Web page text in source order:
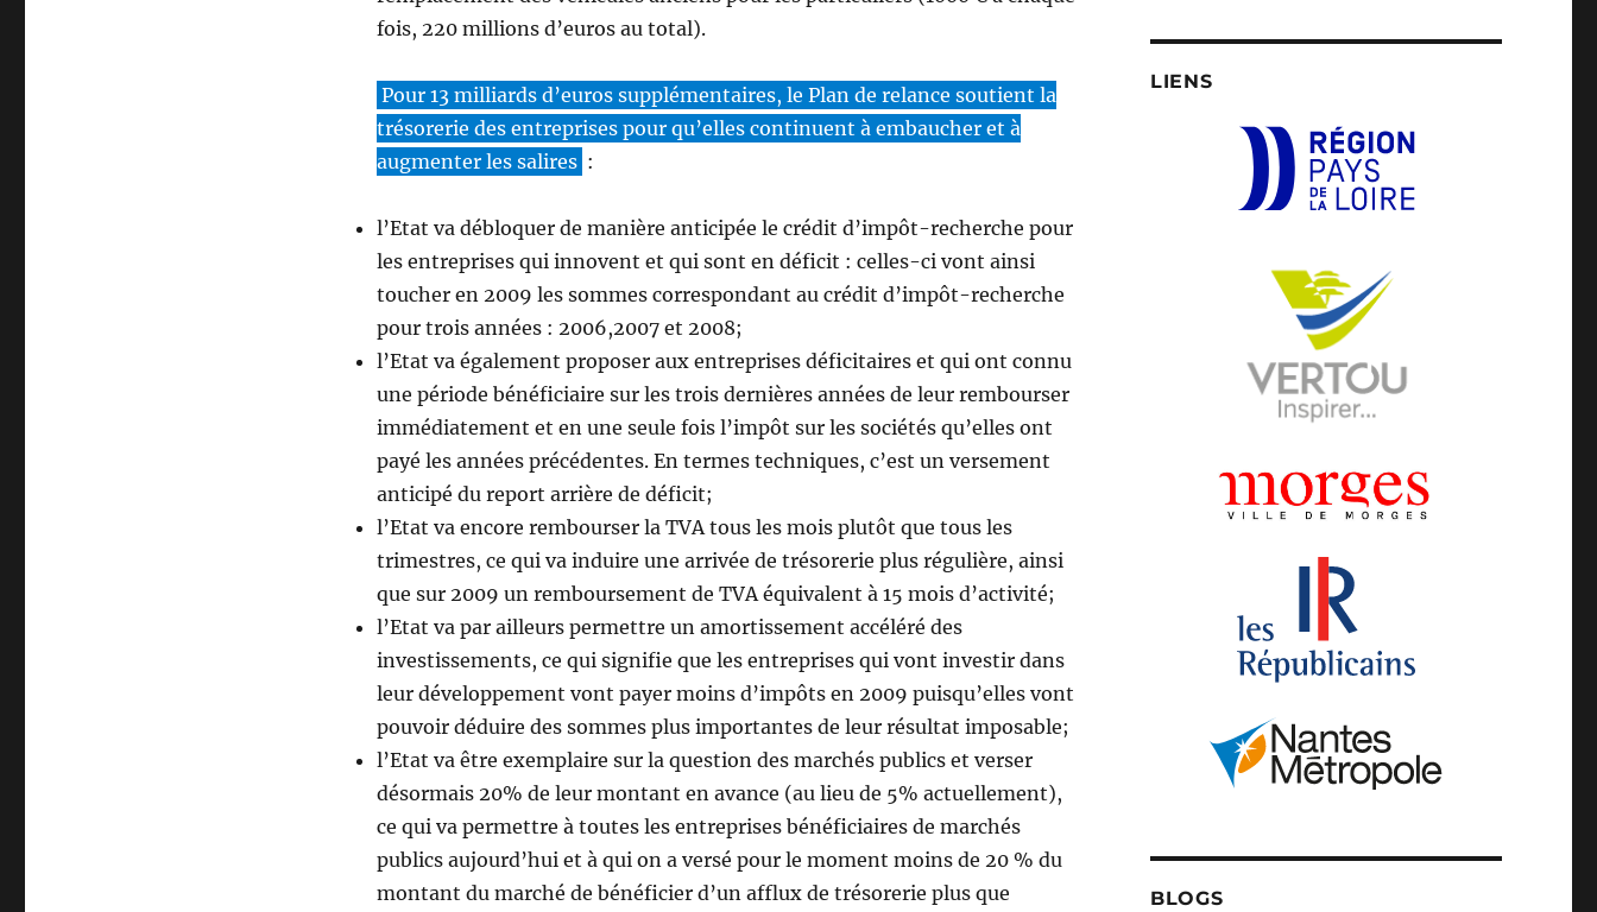
fois, 220 millions d’euros au total).
Pour 13 milliards d’euros supplémentaires, le Plan de relance soutient la
trésorerie des entreprises pour qu’elles continuent à embaucher et à
augmenter les salires :
l’Etat va débloquer de manière anticipée le crédit d’impôt-recherche pour
les entreprises qui innovent et qui sont en déficit : celles-ci vont ainsi
toucher en 2009 les sommes correspondant au crédit d’impôt-recherche
pour trois années : 2006,2007 et 2008;
l’Etat va également proposer aux entreprises déficitaires et qui ont connu
une période bénéficiaire sur les trois dernières années de leur rembourser
immédiatement et en une seule fois l’impôt sur les sociétés qu’elles ont
payé les années précédentes. En termes techniques, c’est un versement
anticipé du report arrière de déficit;
l’Etat va encore rembourser la TVA tous les mois plutôt que tous les
trimestres, ce qui va induire une arrivée de trésorerie plus régulière, ainsi
que sur 2009 un remboursement de TVA équivalent à 15 mois d’activité;
l’Etat va par ailleurs permettre un amortissement accéléré des
investissements, ce qui signifie que les entreprises qui vont investir dans
leur développement vont payer moins d’impôts en 2009 puisqu’elles vont
pouvoir déduire des sommes plus importantes de leur résultat imposable;
l’Etat va être exemplaire sur la question des marchés publics et verser
désormais 20% de leur montant en avance (au lieu de 5% actuellement),
ce qui va permettre à toutes les entreprises bénéficiaires de marchés
publics aujourd’hui et à qui on a versé pour le moment moins de 20 % du
montant du marché de bénéficier d’un afflux de trésorerie plus que
LIENS
BLOGS